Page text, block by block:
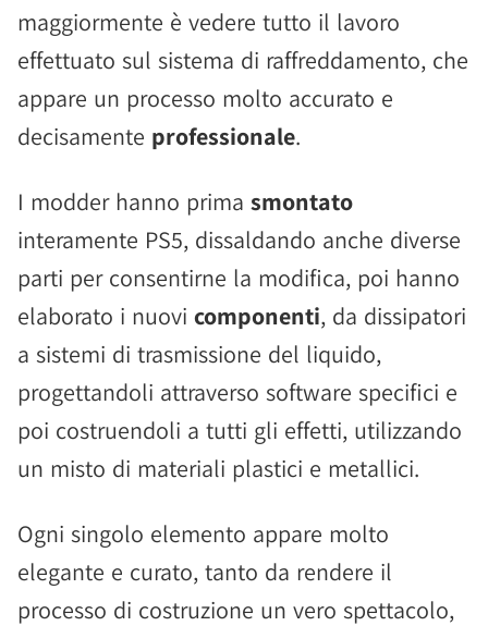
maggiormente è vedere tutto il lavoro
effettuato sul sistema di raffreddamento, che
appare un processo molto accurato e
decisamente professionale.
I modder hanno prima smontato
interamente PS5, dissaldando anche diverse
parti per consentirne la modifica, poi hanno
elaborato i nuovi componenti, da dissipatori
a sistemi di trasmissione del liquido,
progettandoli attraverso software specifici e
poi costruendoli a tutti gli effetti, utilizzando
un misto di materiali plastici e metallici.
Ogni singolo elemento appare molto
elegante e curato, tanto da rendere il
processo di costruzione un vero spettacolo,